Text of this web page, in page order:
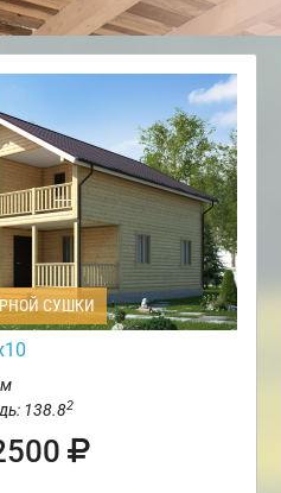
СУШКИ
138.82